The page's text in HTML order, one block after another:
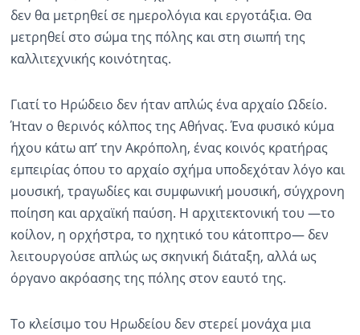
δεν θα μετρηθεί σε ημερολόγια και εργοτάξια. Θα
μετρηθεί στο σώμα της πόλης και στη σιωπή της
καλλιτεχνικής κοινότητας.
Γιατί το Ηρώδειο δεν ήταν απλώς ένα αρχαίο Ωδείο.
Ήταν ο θερινός κόλπος της Αθήνας. Ένα φυσικό κύμα
ήχου κάτω απ’ την Ακρόπολη, ένας κοινός κρατήρας
εμπειρίας όπου το αρχαίο σχήμα υποδεχόταν λόγο και
μουσική, τραγωδίες και συμφωνική μουσική, σύγχρονη
ποίηση και αρχαϊκή παύση. Η αρχιτεκτονική του —το
κοίλον, η ορχήστρα, το ηχητικό του κάτοπτρο— δεν
λειτουργούσε απλώς ως σκηνική διάταξη, αλλά ως
όργανο ακρόασης της πόλης στον εαυτό της.
Το κλείσιμο του Ηρωδείου δεν στερεί μονάχα μια